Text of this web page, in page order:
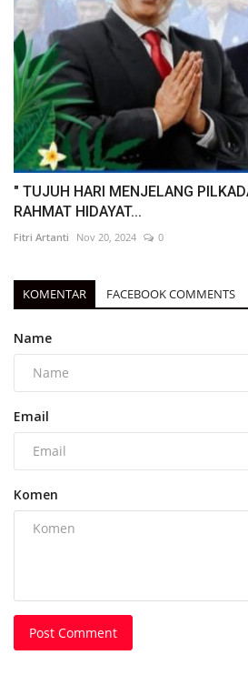
" TUJUH HARI MENJELANG
RAHMAT HIDAYAT...
Fitri Artanti Nov 20, 2024 0
KOMENTAR FACEBOOK COMMENTS
Name
Email
Komen
Post Comment